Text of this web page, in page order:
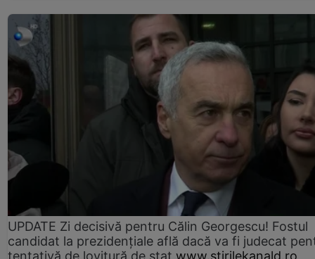
UPDATE Zi decisivă pentru Călin Georgescu! Fostul
candidat la prezidențiale află dacă va fi judecat
tentativă de lovitură de stat www.stirilekanald.ro